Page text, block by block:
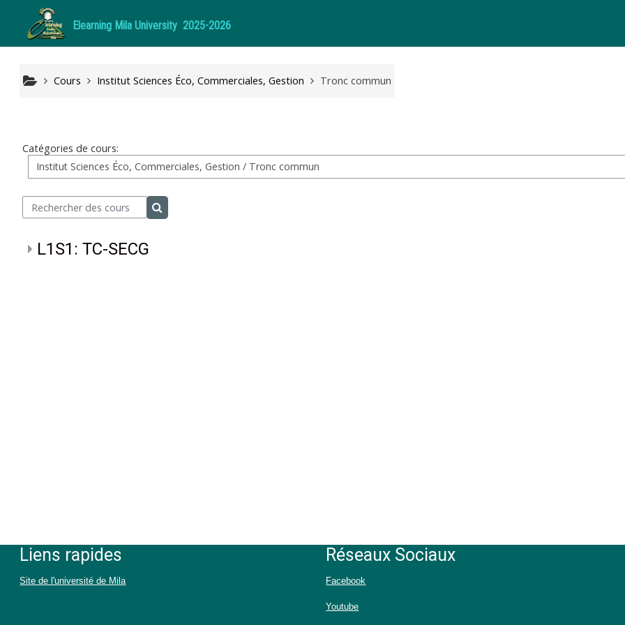
Passer au contenu principal
Elearning Mila University2025-2026
Cours Institut Sciences Éco, Commerciales, Gestion Tronc commun
Catégories de cours:
Rechercher des cours
Rechercher des cours
L1S1: TC-SECG
Liens rapides
Site de l'université de Mila
Réseaux Sociaux
Facebook
Youtube